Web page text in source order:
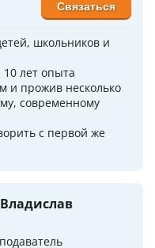
школьников и
лет опыта
и прожив несколько
современному
с первой же
Связаться